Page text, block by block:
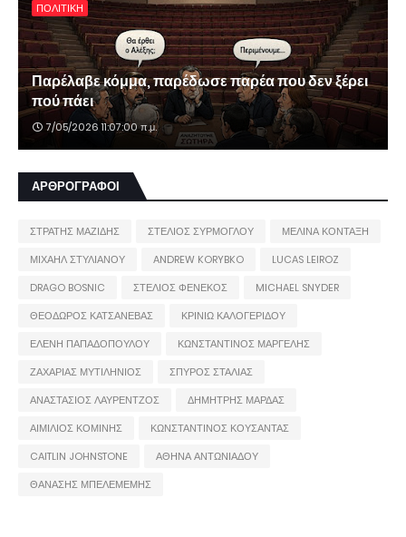
ΠΟΛΙΤΙΚΗ
Παρέλαβε κόμμα, παρέδωσε παρέα που δεν ξέρει
πού πάει
7/05/2026 11:07:00 π.μ.
ΑΡΘΡΟΓΡΑΦΟΙ
ΣΤΡΑΤΗΣ ΜΑΖΙΔΗΣ ΣΤΕΛΙΟΣ ΣΥΡΜΟΓΛΟΥ
ΜΕΛΙΝΑ ΚΟΝΤΑΞΗ
ΜΙΧΑΗΛ ΣΤΥΛΙΑΝΟΥ
ANDREW KORYBKO
LUCAS LEIROZ
DRAGO BOSNIC
ΣΤΕΛΙΟΣ ΦΕΝΕΚΟΣ
MICHAEL SNYDER
ΘΕΟΔΩΡΟΣ ΚΑΤΣΑΝΕΒΑΣ
ΚΡΙΝΙΩ ΚΑΛΟΓΕΡΙΔΟΥ
ΕΛΕΝΗ ΠΑΠΑΔΟΠΟΥΛΟΥ
ΚΩΝΣΤΑΝΤΙΝΟΣ ΜΑΡΓΕΛΗΣ
ΖΑΧΑΡΙΑΣ ΜΥΤΙΛΗΝΙΟΣ
ΣΠΥΡΟΣ ΣΤΑΛΙΑΣ
ΑΝΑΣΤΑΣΙΟΣ ΛΑΥΡΕΝΤΖΟΣ
ΔΗΜΗΤΡΗΣ ΜΑΡΔΑΣ
ΑΙΜΙΛΙΟΣ ΚΟΜΙΝΗΣ
ΚΩΝΣΤΑΝΤΙΝΟΣ ΚΟΥΣΑΝΤΑΣ
CAITLIN JOHNSTONE
ΑΘΗΝΑ ΑΝΤΩΝΙΑΔΟΥ
ΘΑΝΑΣΗΣ ΜΠΕΛΕΜΕΜΗΣ